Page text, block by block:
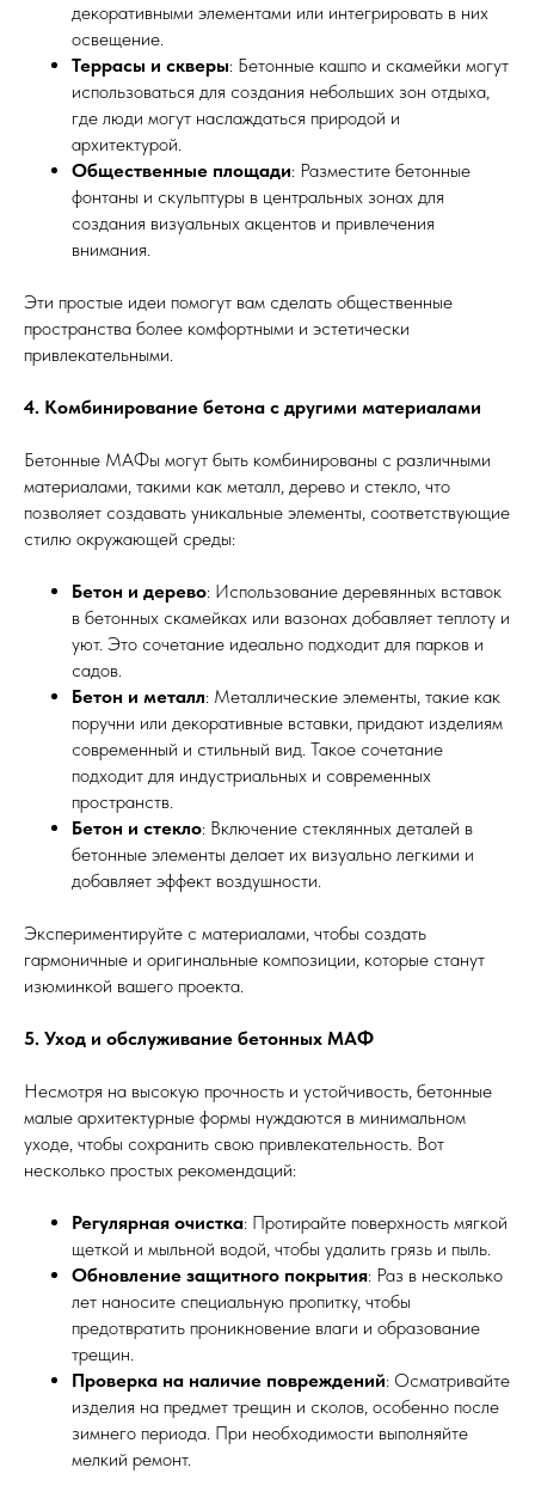
декоративными элементами или интегрировать в них
освещение.
Террасы и скверы: Бетонные кашпо и скамейки могут
использоваться для создания небольших зон отдыха,
где люди могут наслаждаться природой и
архитектурой.
Общественные площади: Разместите бетонные
фонтаны и скульптуры в центральных зонах для
создания визуальных акцентов и привлечения
внимания.
Эти простые идеи помогут вам сделать общественные
пространства более комфортными и эстетически
привлекательными.
4. Комбинирование бетона с другими материалами
Бетонные МАФы могут быть комбинированы с различными
материалами, такими как металл, дерево и стекло, что
позволяет создавать уникальные элементы, соответствующие
стилю окружающей среды:
Бетон и дерево: Использование деревянных вставок
в бетонных скамейках или вазонах добавляет теплоту и
уют. Это сочетание идеально подходит для парков и
садов.
Бетон и металл: Металлические элементы, такие как
поручни или декоративные вставки, придают изделиям
современный и стильный вид. Такое сочетание
подходит для индустриальных и современных
пространств.
Бетон и стекло: Включение стеклянных деталей в
бетонные элементы делает их визуально легкими и
добавляет эффект воздушности.
Экспериментируйте с материалами, чтобы создать
гармоничные и оригинальные композиции, которые станут
изюминкой вашего проекта.
5. Уход и обслуживание бетонных МАФ
Несмотря на высокую прочность и устойчивость, бетонные
малые архитектурные формы нуждаются в минимальном
уходе, чтобы сохранить свою привлекательность. Вот
несколько простых рекомендаций:
Регулярная очистка: Протирайте поверхность мягкой
щеткой и мыльной водой, чтобы удалить грязь и пыль.
Обновление защитного покрытия: Раз в несколько
лет наносите специальную пропитку, чтобы
предотвратить проникновение влаги и образование
трещин.
Проверка на наличие повреждений: Осматривайте
изделия на предмет трещин и сколов, особенно после
зимнего периода. При необходимости выполняйте
мелкий ремонт.